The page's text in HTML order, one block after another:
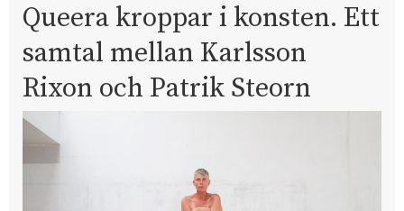
Queera kroppar i konsten. Ett
samtal mellan Karlsson
Rixon och Patrik Steorn